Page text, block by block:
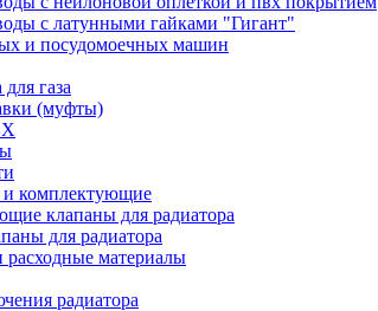
с латунными гайками "Гигант"
и посудомоечных машин
газа
(муфты)
и комплектующие
клапаны для радиатора
для радиатора
материалы
радиатора